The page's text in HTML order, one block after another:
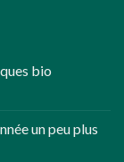
bio
un peu plus